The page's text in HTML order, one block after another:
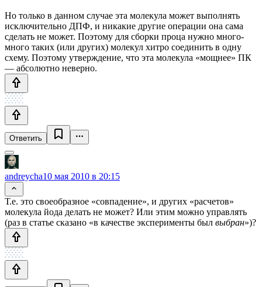
Но только в данном случае эта молекула может выполнять
исключительно ДПФ, и никакие другие операции она сама
сделать не может. Поэтому для сборки проца нужно много-
много таких (или других) молекул хитро соединить в одну
схему. Поэтому утверждение, что эта молекула «мощнее» ПК
— абсолютно неверно.
Ответить
andreycha10 мая 2010 в 20:15
Т.е. это своеобразное «совпадение», и других «расчетов»
молекула йода делать не может? Или этим можно управлять
(раз в статье сказано «в качестве эксперименты был выбран»)?